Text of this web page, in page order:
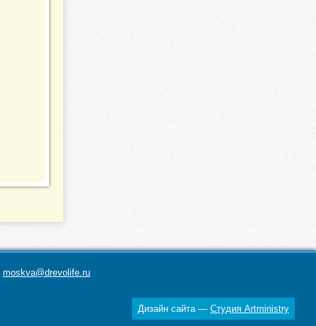
moskva@drevolife.ru
Дизайн сайта — Студия Artministry